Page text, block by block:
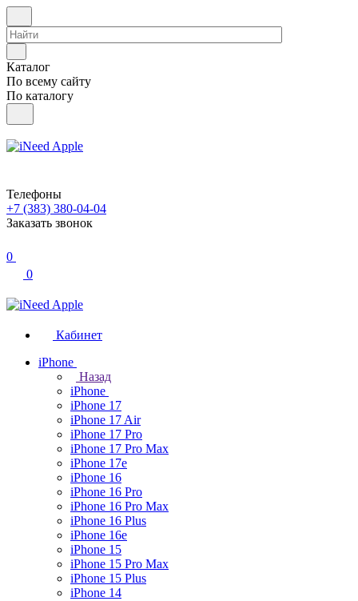
Каталог
По всему сайту
По каталогу
Телефоны
+7 (383) 380-04-04
Заказать звонок
0
0
Кабинет
iPhone
Назад
iPhone
iPhone 17
iPhone 17 Air
iPhone 17 Pro
iPhone 17 Pro Max
iPhone 17e
iPhone 16
iPhone 16 Pro
iPhone 16 Pro Max
iPhone 16 Plus
iPhone 16e
iPhone 15
iPhone 15 Pro Max
iPhone 15 Plus
iPhone 14